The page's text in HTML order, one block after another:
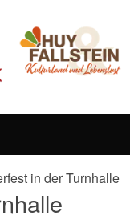
in der Turnhalle